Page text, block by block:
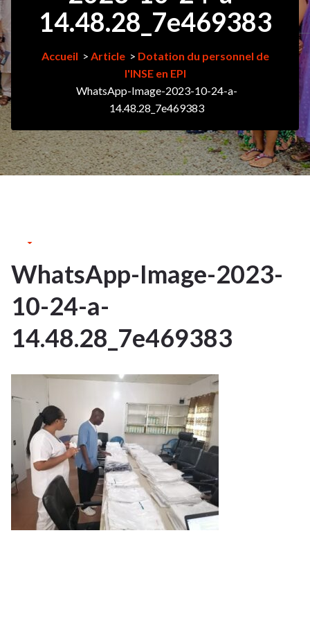
14.48.28_7e469383
Accueil > Article> Dotation du personnel de
l'INSE en EPI
WhatsApp-Image-2023-10-24-a-
14.48.28_7e469383
24
OCT 2023
WhatsApp-Image-2023-
10-24-a-
14.48.28_7e469383